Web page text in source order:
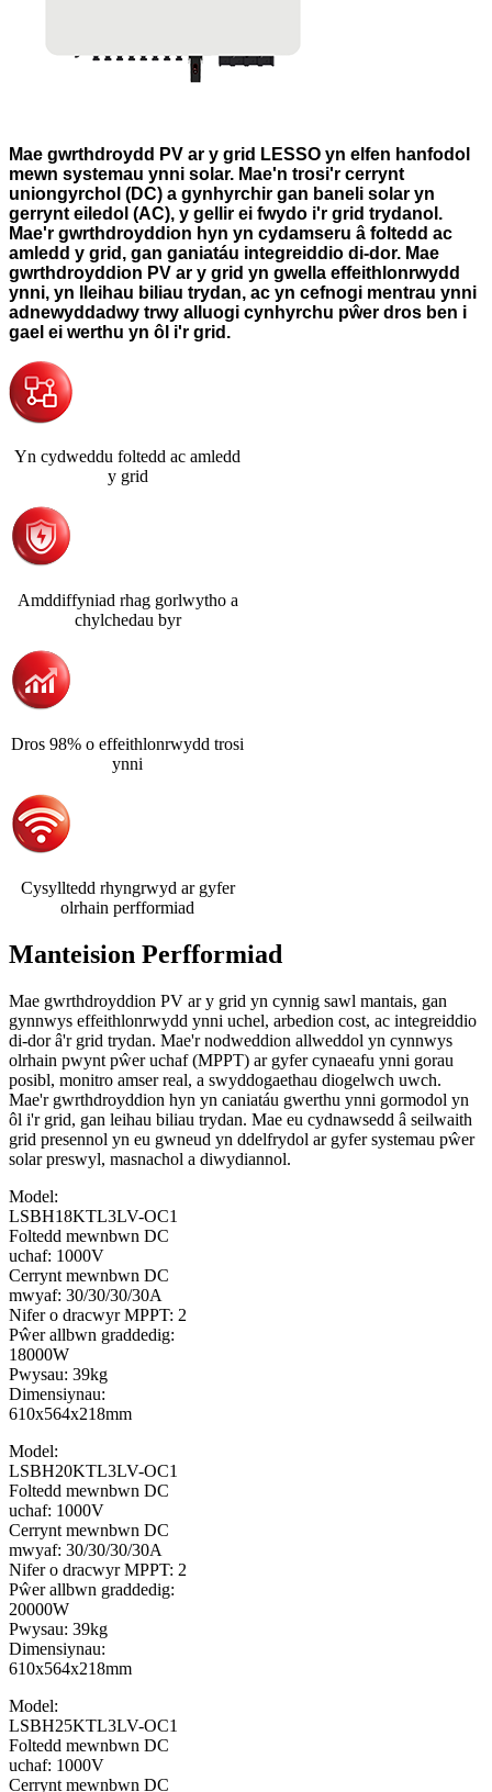
Mae gwrthdroydd PV ar y grid LESSO yn elfen hanfodol
mewn systemau ynni solar. Mae'n trosi'r cerrynt
uniongyrchol (DC) a gynhyrchir gan baneli solar yn
gerrynt eiledol (AC), y gellir ei fwydo i'r grid trydanol.
Mae'r gwrthdroyddion hyn yn cydamseru â foltedd ac
amledd y grid, gan ganiatáu integreiddio di-dor. Mae
gwrthdroyddion PV ar y grid yn gwella effeithlonrwydd
ynni, yn lleihau biliau trydan, ac yn cefnogi mentrau ynni
adnewyddadwy trwy alluogi cynhyrchu pŵer dros ben i
gael ei werthu yn ôl i'r grid.
Yn cydweddu foltedd ac amledd
y grid
Amddiffyniad rhag gorlwytho a
chylchedau byr
Dros 98% o effeithlonrwydd trosi
ynni
Cysylltedd rhyngrwyd ar gyfer
olrhain perfformiad
Manteision Perfformiad
Mae gwrthdroyddion PV ar y grid yn cynnig sawl mantais, gan
gynnwys effeithlonrwydd ynni uchel, arbedion cost, ac integreiddio
di-dor â'r grid trydan. Mae'r nodweddion allweddol yn cynnwys
olrhain pwynt pŵer uchaf (MPPT) ar gyfer cynaeafu ynni gorau
posibl, monitro amser real, a swyddogaethau diogelwch uwch.
Mae'r gwrthdroyddion hyn yn caniatáu gwerthu ynni gormodol yn
ôl i'r grid, gan leihau biliau trydan. Mae eu cydnawsedd â seilwaith
grid presennol yn eu gwneud yn ddelfrydol ar gyfer systemau pŵer
solar preswyl, masnachol a diwydiannol.
Model:
LSBH18KTL3LV-OC1
Foltedd mewnbwn DC
uchaf: 1000V
Cerrynt mewnbwn DC
mwyaf: 30/30/30/30A
Nifer o dracwyr MPPT: 2
Pŵer allbwn graddedig:
18000W
Pwysau: 39kg
Dimensiynau:
610x564x218mm
Model:
LSBH20KTL3LV-OC1
Foltedd mewnbwn DC
uchaf: 1000V
Cerrynt mewnbwn DC
mwyaf: 30/30/30/30A
Nifer o dracwyr MPPT: 2
Pŵer allbwn graddedig:
20000W
Pwysau: 39kg
Dimensiynau:
610x564x218mm
Model:
LSBH25KTL3LV-OC1
Foltedd mewnbwn DC
uchaf: 1000V
Cerrynt mewnbwn DC